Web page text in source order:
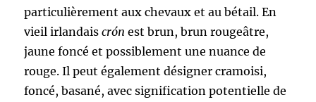
particulièrement aux chevaux et au bétail. En
vieil irlandaiscrón est brun, brun rougeâtre,
jaune foncé et possiblement une nuance de
rouge. Il peut également désigner cramoisi,
foncé, basané, avec signification potentielle de